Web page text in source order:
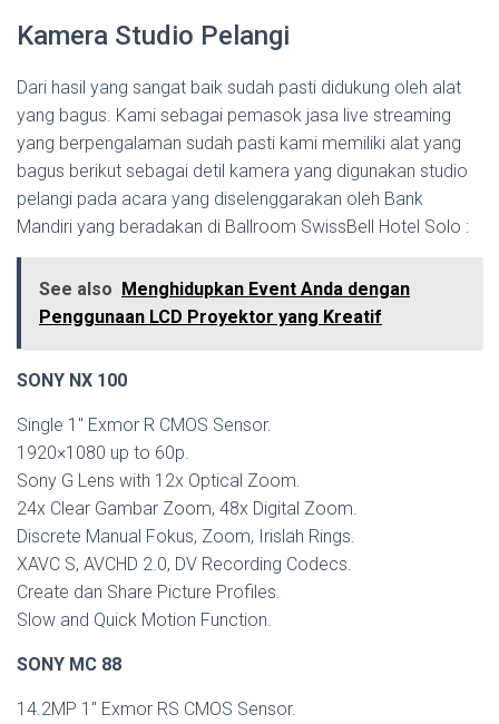
Kamera Studio Pelangi
Dari hasil yang sangat baik sudah pasti didukung oleh alat
yang bagus. Kami sebagai pemasok jasa live streaming
yang berpengalaman sudah pasti kami memiliki alat yang
bagus berikut sebagai detil kamera yang digunakan studio
pelangi pada acara yang diselenggarakan oleh Bank
Mandiri yang beradakan di Ballroom SwissBell Hotel Solo :
See also Menghidupkan Event Anda dengan
Penggunaan LCD Proyektor yang Kreatif
SONY NX 100
Single 1″ Exmor R CMOS Sensor.
1920×1080 up to 60p.
Sony G Lens with 12x Optical Zoom.
24x Clear Gambar Zoom, 48x Digital Zoom.
Discrete Manual Fokus, Zoom, Irislah Rings.
XAVC S, AVCHD 2.0, DV Recording Codecs.
Create dan Share Picture Profiles.
Slow and Quick Motion Function.
SONY MC 88
14.2MP 1″ Exmor RS CMOS Sensor.